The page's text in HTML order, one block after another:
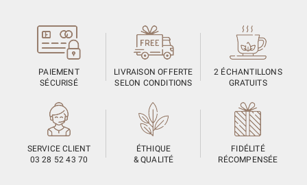
PAIEMENT
SÉCURISÉ
LIVRAISON OFFERTE
SELON CONDITIONS
2 ÉCHANTILLONS
GRATUITS
SERVICE CLIENT
03 28 52 43 70
ÉTHIQUE
& QUALITÉ
FIDÉLITÉ
RÉCOMPENSÉE